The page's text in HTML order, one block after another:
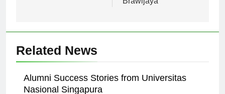
Related News
Alumni Success Stories from Universitas